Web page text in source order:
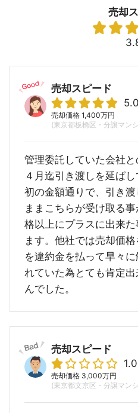
売却
売却スピード
5.0
売却価格 1,400万円
(東京都板橋区・分譲マン
管理委託していた会社
４月迄引き渡しを延ば
初の金額通りで、引き
ままこちらが受け取る
格以上にプラスに出来
ます。他社では売却価
を違約金を払って早々
れていた為とても肯定
んでした。
売却スピード
1.0
売却価格 3,000万円
(東京都文京区・分譲マン